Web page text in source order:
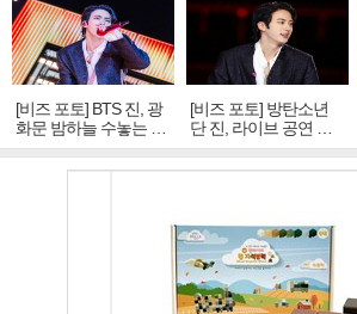
[비즈 포토] BTS 진, 광
화문 밤하늘 수놓는 '비
주얼 킹'의 열창
[비즈 포토] 방탄소년
단 진, 라이브 공연 중
빛나는 독보적 아우라